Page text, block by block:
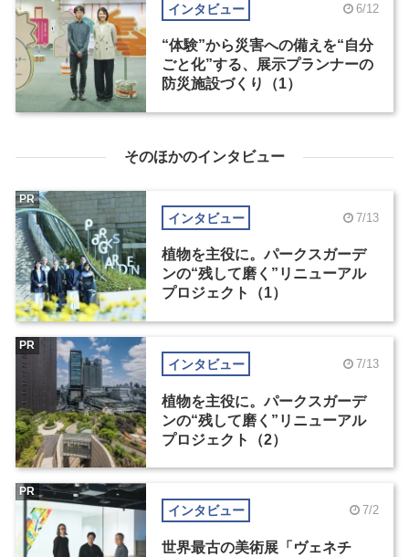
インタビュー 6/12
“体験”から災害への備えを“自分
ごと化”する、展示プランナーの
防災施設づくり（1）
そのほかのインタビュー
インタビュー 7/13
植物を主役に。パークスガーデ
ンの“残して磨く”リニューアル
プロジェクト（1）
PR
インタビュー 7/13
植物を主役に。パークスガーデ
ンの“残して磨く”リニューアル
プロジェクト（2）
PR
インタビュー 7/2
世界最古の美術展「ヴェネチ
PR